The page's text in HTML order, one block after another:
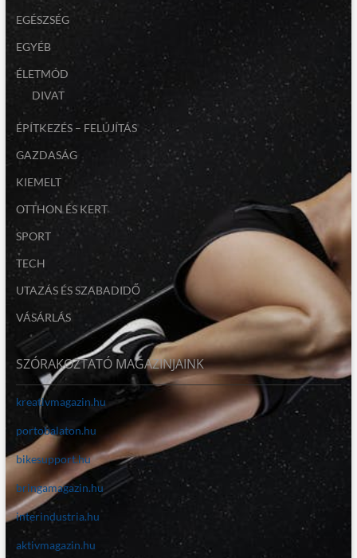
EGÉSZSÉG
EGYÉB
ÉLETMÓD
DIVAT
ÉPÍTKEZÉS – FELÚJÍTÁS
GAZDASÁG
KIEMELT
OTTHON ÉS KERT
SPORT
TECH
UTAZÁS ÉS SZABADIDŐ
VÁSÁRLÁS
SZÓRAKOZTATÓ MAGAZINJAINK
kreativmagazin.hu
portobalaton.hu
bikesupport.hu
bringamagazin.hu
interindustria.hu
aktivmagazin.hu